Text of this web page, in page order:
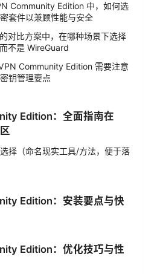
Community Edition 中，如何选
套件以兼顾性能与安全
对比方案中，在哪种场景下选择
不是 WireGuard
Community Edition 需要注意
钥管理要点
Edition：全面指南在
择（命名现实工具/方法，便于落
Edition：安装要点与快
Edition：优化技巧与性